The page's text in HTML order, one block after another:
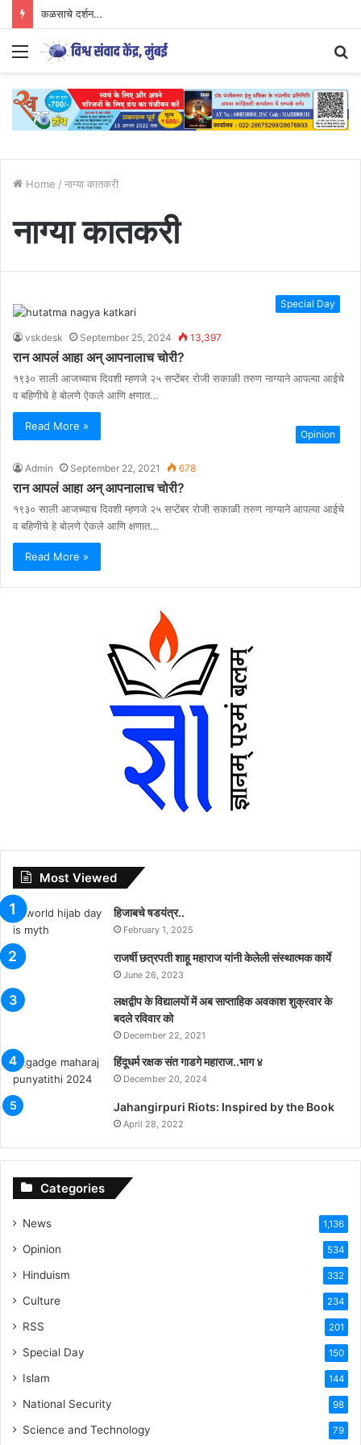
कळसाचे दर्शन…
Menu
Home / नाग्या कातकरी
नाग्या कातकरी
Special Day
vskdesk September 25, 2024 13,397
रान आपलं आहा अन् आपनालाच चोरी?
१९३० साली आजच्याच दिवशी म्हणजे २५ सप्टेंबर रोजी सकाळी तरुण नाग्याने आपल्या आईचे
व बहिणीचे हे बोलणे ऐकले आणि क्षणात…
Read More »
Opinion
Admin September 22, 2021 678
रान आपलं आहा अन् आपनालाच चोरी?
१९३० साली आजच्याच दिवशी म्हणजे २५ सप्टेंबर रोजी सकाळी तरुण नाग्याने आपल्या आईचे
व बहिणीचे हे बोलणे ऐकले आणि क्षणात…
Read More »
Most Viewed
हिजाबचे षडयंत्र..
February 1, 2025
राजर्षी छत्रपती शाहू महाराज यांनी केलेली संस्थात्मक कार्ये
June 26, 2023
लक्षद्वीप के विद्यालयों में अब साप्ताहिक अवकाश शुक्रवार के
बदले रविवार को
December 22, 2021
हिंदूधर्म रक्षक संत गाडगे महाराज..भाग ४
December 20, 2024
Jahangirpuri Riots: Inspired by the Book
April 28, 2022
Categories
News 1,136
Opinion 534
Hinduism 332
Culture 234
RSS 201
Special Day 150
Islam 144
National Security 98
Science and Technology 79